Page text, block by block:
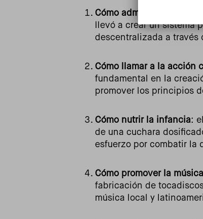
Cómo administrar una
llevó a crear un sistema
descentralizada a través
Cómo llamar a la acción
fundamental en la
promover los principios
Cómo nutrir la infancia:
de una cuchara
esfuerzo por combatir la
Cómo promover la
fabricación de
música local y